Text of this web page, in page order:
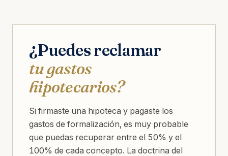
¿Puedes reclamar
tu gastos
hipotecarios?
Si firmaste una hipoteca y pagaste los
gastos de formalización, es muy probable
que puedas recuperar entre el 50% y el
100% de cada concepto. La doctrina del